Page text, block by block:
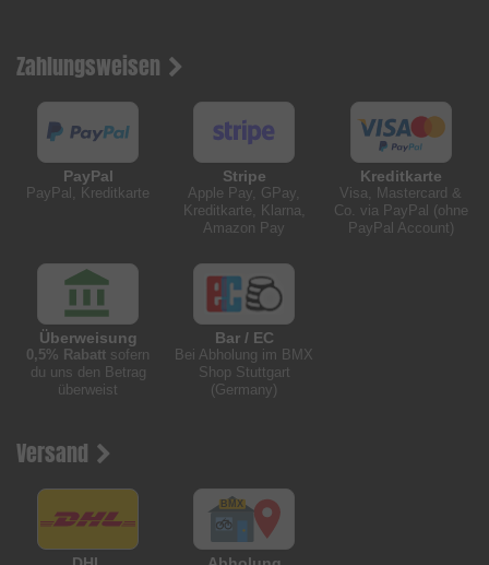
Zahlungsweisen
PayPal
PayPal, Kreditkarte
Stripe
Apple Pay, GPay,
Kreditkarte, Klarna,
Amazon Pay
Kreditkarte
Visa, Mastercard &
Co. via PayPal (ohne
PayPal Account)
Überweisung
0,5% Rabatt sofern
du uns den Betrag
überweist
Bar / EC
Bei Abholung im BMX
Shop Stuttgart
(Germany)
Versand